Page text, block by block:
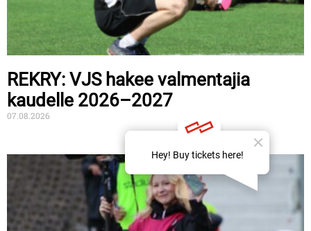
REKRY: VJS hakee valmentajia
kaudelle 2026–2027
07.08.2026